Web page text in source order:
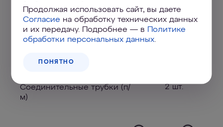
Сменный модуль К2 1 шт.
Коллектор в сборе 1 шт.
Расходомер
Соединительные трубки (п/
м)
2 шт.
Продолжая использовать сайт, вы даете
Согласие на обработку технических данных
и их передачу. Подробнее — в Политике
обработки персональных данных.
ПОНЯТНО